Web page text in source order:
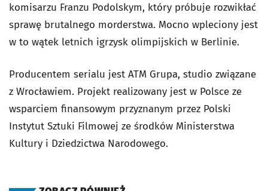
komisarzu Franzu Podolskym, który próbuje rozwikłać
sprawę brutalnego morderstwa. Mocno wpleciony jest
w to wątek letnich igrzysk olimpijskich w Berlinie.
Producentem serialu jest ATM Grupa, studio związane
z Wrocławiem. Projekt realizowany jest w Polsce ze
wsparciem finansowym przyznanym przez Polski
Instytut Sztuki Filmowej ze środków Ministerstwa
Kultury i Dziedzictwa Narodowego.